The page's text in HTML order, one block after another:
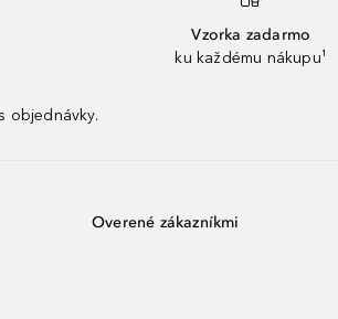
Vzorka zadarmo
ku každému nákupu¹
objednávky.
Overené zákazníkmi